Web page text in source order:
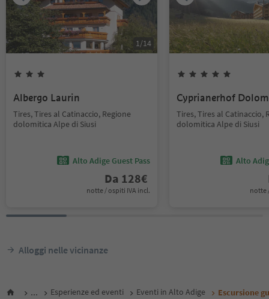
1/14
Albergo Laurin
Tires, Tires al Catinaccio, Regione
dolomitica Alpe di Siusi
Alto Adige Guest Pass
Da 128€
notte / ospiti IVA incl.
Cyprianerhof
Tires, Tires al Catinaccio,
dolomitica Alpe di Siusi
Alto
notte
Alloggi nelle vicinanze
... Esperienze ed eventi Eventi in Alto Adige Escursione